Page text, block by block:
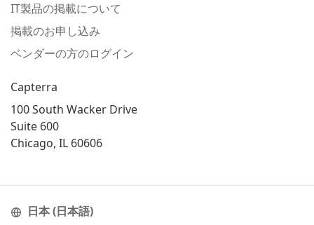
IT製品の掲載について
掲載のお申し込み
ベンダーの方のログイン
Capterra
100 South Wacker Drive
Suite 600
Chicago, IL 60606
日本 (日本語)